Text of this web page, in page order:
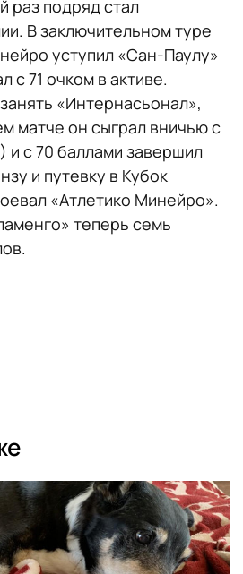
раз подряд стал
В заключительном туре
уступил «Сан-Паулу»
с 71 очком в активе.
«Интернасьонал»,
матче он сыграл вничью с
и с 70 баллами завершил
и путевку в Кубок
«Атлетико Минейро».
теперь семь